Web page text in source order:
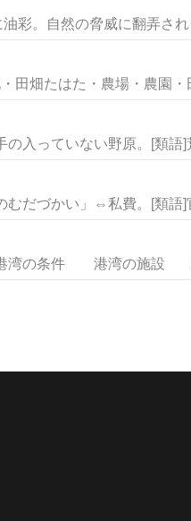
彩。自然の脅威に翻弄さ
田畑たはた・農場・農園
入っていない野原。[類語
むだづかい」⇔私費。[類語]
条件 港湾の施設